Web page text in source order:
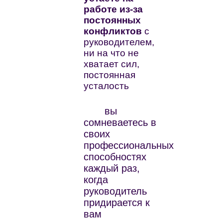
работе из-за
постоянных
конфликтов с
руководителем,
ни на что не
хватает сил,
постоянная
усталость
вы
сомневаетесь в
своих
профессиональных
способностях
каждый раз,
когда
руководитель
придирается к
вам